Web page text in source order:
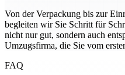
Von der Verpackung bis zur
begleiten wir Sie Schritt für
nicht nur gut, sondern auch
Umzugsfirma, die Sie vom
FAQ